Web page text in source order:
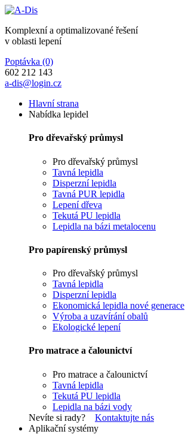
Komplexní a optimalizované řešení
v oblasti lepení
Poptávka (0)
602 212 143
a-dis@login.cz
Hlavní strana
Nabídka lepidel
Pro dřevařský průmysl
Pro dřevařský průmysl
Tavná lepidla
Disperzní lepidla
Tavná PUR lepidla
Lepení dřeva
Tekutá PU lepidla
Lepidla na bázi metalocenu
Pro papírenský průmysl
Pro dřevařský průmysl
Tavná lepidla
Disperzní lepidla
Ekonomická lepidla nové generace
Výroba a uzavírání obalů
Ekologické lepení
Pro matrace a čalounictví
Pro matrace a čalounictví
Tavná lepidla
Tekutá PU lepidla
Lepidla na bázi vody
Nevíte si rady? Kontaktujte nás
Aplikační systémy